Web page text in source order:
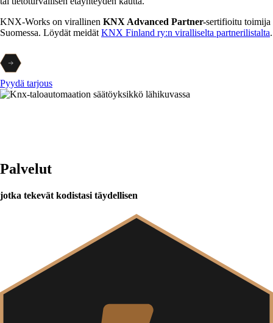
KNX-Works on virallinen KNX Advanced Partner-sertifioitu toimija
Suomessa. Löydät meidät KNX Finland ry:n viralliselta partnerilistalta.
Pyydä tarjous
Palvelut
jotka tekevät kodistasi täydellisen